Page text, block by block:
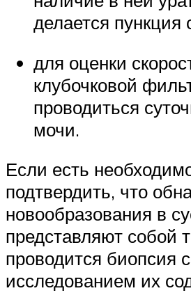
делается пункция
для оценки
клубочковой
проводиться
мочи.
Если есть
подтвердить, что
новообразования в
представляют собой
проводится биопсия
исследованием их